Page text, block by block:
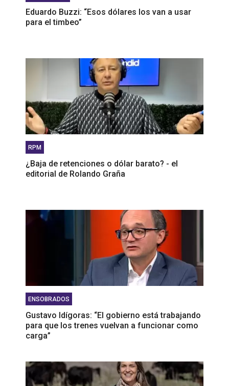
Eduardo Buzzi: “Esos dólares los van a usar
para el timbeo”
RPM
¿Baja de retenciones o dólar barato? - el
editorial de Rolando Graña
ENSOBRADOS
Gustavo Idígoras: “El gobierno está trabajando
para que los trenes vuelvan a funcionar como
carga”